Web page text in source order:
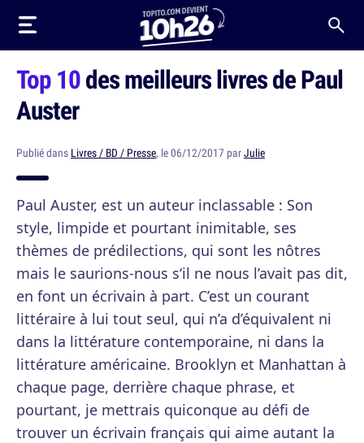
Top 10des meilleurs livres de Paul
Auster
Publié dans Livres / BD / Presse, le 06/12/2017 parJulie
Paul Auster, est un auteur inclassable : Son
style, limpide et pourtant inimitable, ses
thèmes de prédilections, qui sont les nôtres
mais le saurions-nous s‘il ne nous l’avait pas dit,
en font un écrivain à part. C’est un courant
littéraire à lui tout seul, qui n’a d’équivalent ni
dans la littérature contemporaine, ni dans la
littérature américaine. Brooklyn et Manhattan à
chaque page, derrière chaque phrase, et
pourtant, je mettrais quiconque au défi de
trouver un écrivain français qui aime autant la